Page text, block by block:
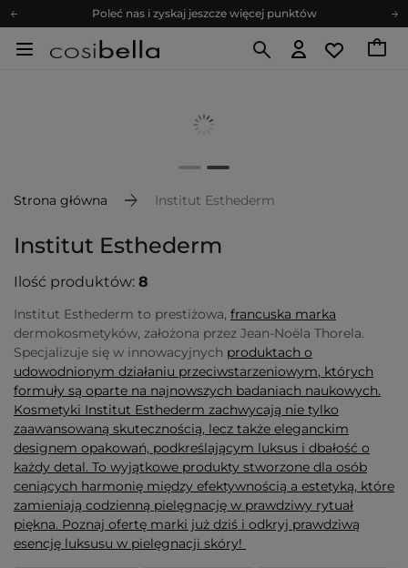
Poleć nas i zyskaj jeszcze więcej punktów
Zapisz się na newsletter pełen porad
Poleć nas i zyskaj jeszcze więcej punktów
Strona główna Institut Esthederm
Institut Esthederm
Ilość produktów: 8
Institut Esthederm to prestiżowa, francuska marka
dermokosmetyków, założona przez Jean-Noëla Thorela.
Specjalizuje się w innowacyjnych produktach o
udowodnionym działaniu przeciwstarzeniowym, których
formuły są oparte na najnowszych badaniach naukowych.
Kosmetyki Institut Esthederm zachwycają nie tylko
zaawansowaną skutecznością, lecz także eleganckim
designem opakowań, podkreślającym luksus i dbałość o
każdy detal. To wyjątkowe produkty stworzone dla osób
ceniących harmonię między efektywnością a estetyką, które
zamieniają codzienną pielęgnację w prawdziwy rytuał
piękna. Poznaj ofertę marki już dziś i odkryj prawdziwą
esencję luksusu w pielęgnacji skóry!